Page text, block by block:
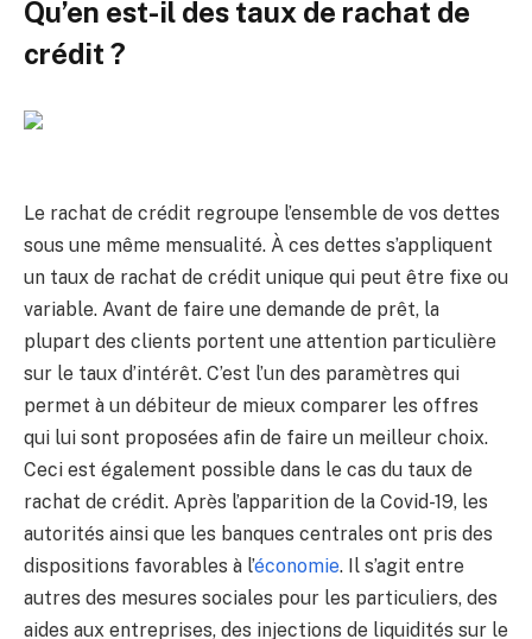
Qu’en est-il des taux de rachat de
crédit ?
Le rachat de crédit regroupe l’ensemble de vos dettes
sous une même mensualité. À ces dettes s’appliquent
un taux de rachat de crédit unique qui peut être fixe ou
variable. Avant de faire une demande de prêt, la
plupart des clients portent une attention particulière
sur le taux d’intérêt. C’est l’un des paramètres qui
permet à un débiteur de mieux comparer les offres
qui lui sont proposées afin de faire un meilleur choix.
Ceci est également possible dans le cas du taux de
rachat de crédit. Après l’apparition de la Covid-19, les
autorités ainsi que les banques centrales ont pris des
dispositions favorables à l’économie. Il s’agit entre
autres des mesures sociales pour les particuliers, des
aides aux entreprises, des injections de liquidités sur le